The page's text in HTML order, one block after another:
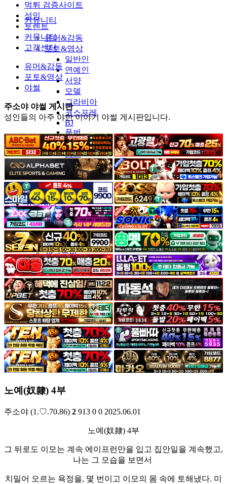
커뮤니티
유머&감동
포토&영상
일반인
연예인
서양
모델
그라비아
코스프레
BJ
품번
후방주의
움짤
스포츠
기타
야썰
고객센터
공지&이벤트
공지
1:1문의
광고문의
먹튀 검증사이트
성인
토렌트
커뮤니티
고객센터
유머&감동
포토&영상
야썰
주소야 야썰 게시판
성인들의 아주 야한 이야기 야썰 게시판입니다.
노예(奴隸) 4부
주소야 (1.♡.70.86) 2 913 0 0 2025.06.01
노예(奴隸) 4부
그 뒤로도 이모는 계속 에이프런만을 입고 집안일을 계속했고,
나는 그 모습을 보면서
치밀어 오르는 욕정을, 몇 번이고 이모의 몸 속에 토해냈다. 미